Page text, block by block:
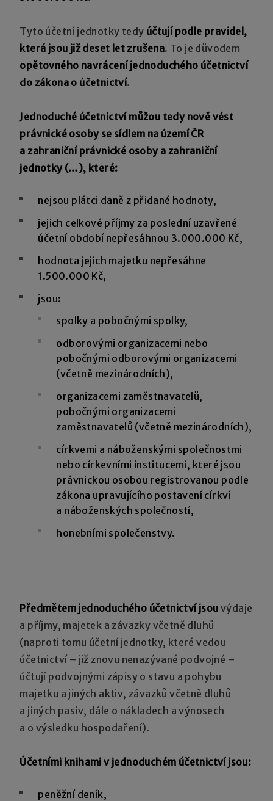
Tyto účetní jednotky tedy účtují podle pravidel,
která jsou již deset let zrušena. To je důvodem
opětovného navrácení jednoduchého účetnictví
do zákona o účetnictví.
Jednoduché účetnictví můžou tedy nově vést
právnické osoby se sídlem na území ČR
a zahraniční právnické osoby a zahraniční
jednotky (…), které:
nejsou plátci daně z přidané hodnoty,
jejich celkové příjmy za poslední uzavřené
účetní období nepřesáhnou 3.000.000 Kč,
hodnota jejich majetku nepřesáhne
1.500.000 Kč,
jsou:
spolky a pobočnými spolky,
odborovými organizacemi nebo
pobočnými odborovými organizacemi
(včetně mezinárodních),
organizacemi zaměstnavatelů,
pobočnými organizacemi
zaměstnavatelů (včetně mezinárodních),
církvemi a náboženskými společnostmi
nebo církevními institucemi, které jsou
právnickou osobou registrovanou podle
zákona upravujícího postavení církví
a náboženských společností,
honebními společenstvy.
Předmětem jednoduchého účetnictví jsou výdaje
a příjmy, majetek a závazky včetně dluhů
(naproti tomu účetní jednotky, které vedou
účetnictví – již znovu nenazývané podvojné –
účtují podvojnými zápisy o stavu a pohybu
majetku a jiných aktiv, závazků včetně dluhů
a jiných pasiv, dále o nákladech a výnosech
a o výsledku hospodaření).
Účetními knihami v jednoduchém účetnictví jsou:
peněžní deník,